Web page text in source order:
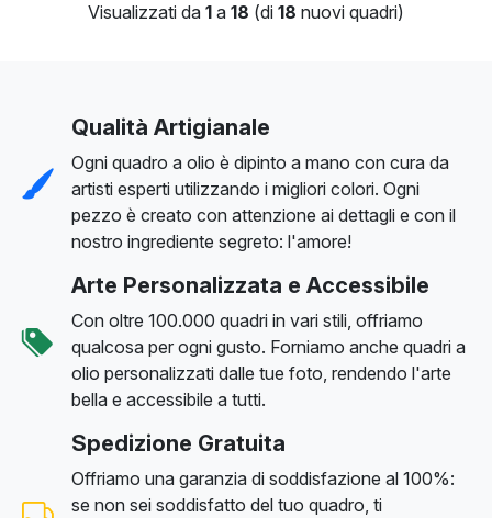
Visualizzati da 1 a 18 (di 18 nuovi quadri)
Qualità Artigianale
Ogni quadro a olio è dipinto a mano con cura da
artisti esperti utilizzando i migliori colori. Ogni
pezzo è creato con attenzione ai dettagli e con il
nostro ingrediente segreto: l'amore!
Arte Personalizzata e Accessibile
Con oltre 100.000 quadri in vari stili, offriamo
qualcosa per ogni gusto. Forniamo anche quadri a
olio personalizzati dalle tue foto, rendendo l'arte
bella e accessibile a tutti.
Spedizione Gratuita
Offriamo una garanzia di soddisfazione al 100%:
se non sei soddisfatto del tuo quadro, ti